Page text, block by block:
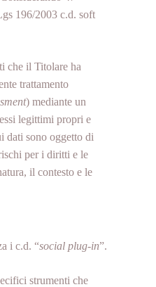
196/2003 c.d. soft
che il Titolare ha
trattamento
) mediante un
legittimi propri e
dati sono oggetto di
per i diritti e le
il contesto e le
i c.d. “social plug-in”.
strumenti che